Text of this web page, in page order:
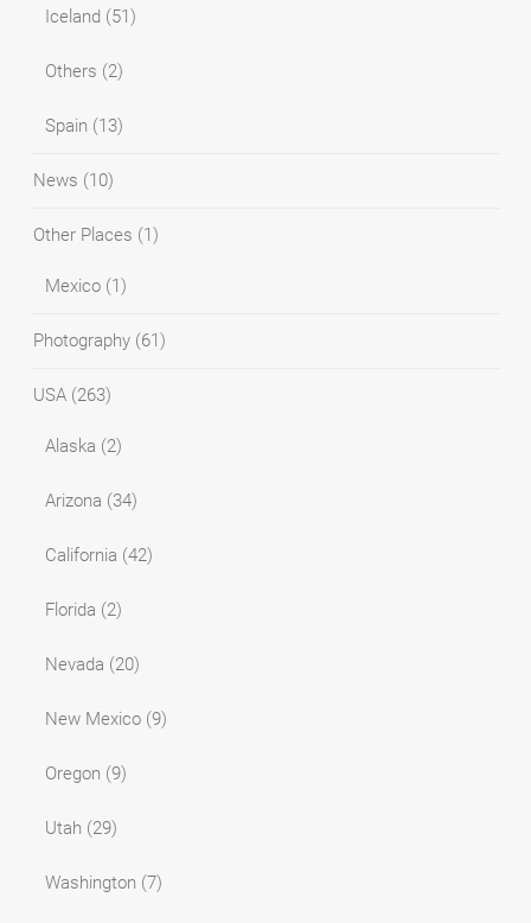
Iceland (51)
Others (2)
Spain (13)
News (10)
Other Places (1)
Mexico (1)
Photography (61)
USA (263)
Alaska (2)
Arizona (34)
California (42)
Florida (2)
Nevada (20)
New Mexico (9)
Oregon (9)
Utah (29)
Washington (7)